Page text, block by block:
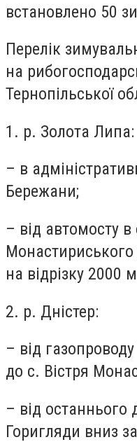
встановлено 50
Перелік
на
Тернопільської
1. р. Золота Липа:
– в
Бережани;
– від автомосту
Монастириського
на відрізку 2000
2. р. Дністер:
– від
до с. Вістря
– від останнього
Горигляди вниз